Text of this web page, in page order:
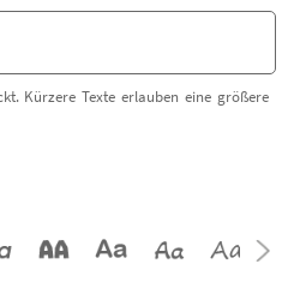
Kürzere Texte erlauben eine größere